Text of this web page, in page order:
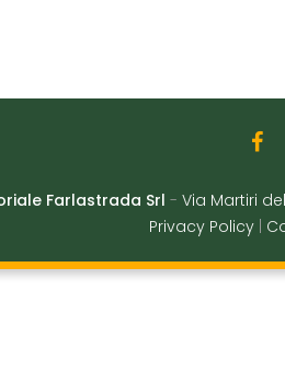
Farlastrada Srl - Via Martiri
Privacy Policy